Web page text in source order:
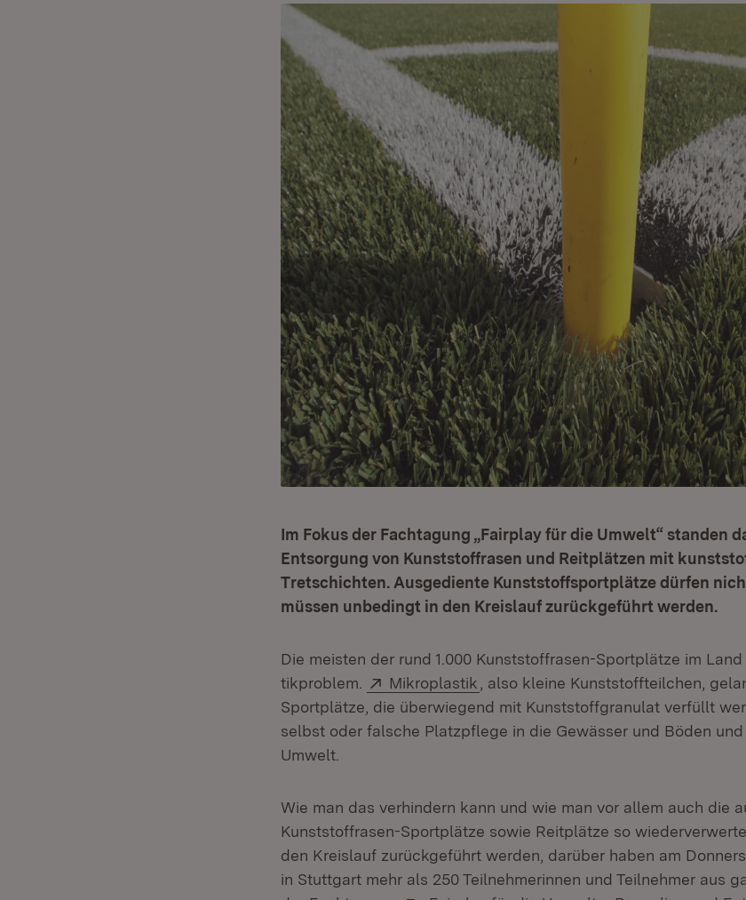
Im Fokus der Fachtagung „Fairplay für die Umwelt“ standen
Entsorgung von Kunststoffrasen und Reitplätzen mit
Tretschichten. Ausgediente Kunststoffsportplätze dürfen
müssen unbedingt in den Kreislauf zurückgeführt werden.
Die meisten der rund 1.000 Kunststoffrasen-Sportplätze im
tikproblem.
Extern:
Mikroplastik (Öffnet in neuem Fenster)
, also kleine Kunststoffteilchen,
Sportplätze, die überwiegend mit Kunststoffgranulat verfüllt
selbst oder falsche Platzpflege in die Gewässer und Böden
Umwelt.
Wie man das verhindern kann und wie man vor allem auch die
Kunststoffrasen-Sportplätze sowie Reitplätze so
den Kreislauf zurückgeführt werden, darüber haben am
in Stutt­gart mehr als 250 Teilnehmerinnen und Teilnehmer aus